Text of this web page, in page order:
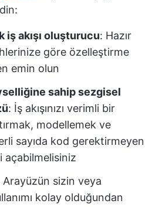
iş akışı oluşturucu: Hazır
göre özelleştirme
emin olun
sahip sezgisel
: İş akışınızı verimli bir
modellemek ve
sayıda kod gerektirmeyen
açabilmelisiniz
Arayüzün sizin veya
kolay olduğundan